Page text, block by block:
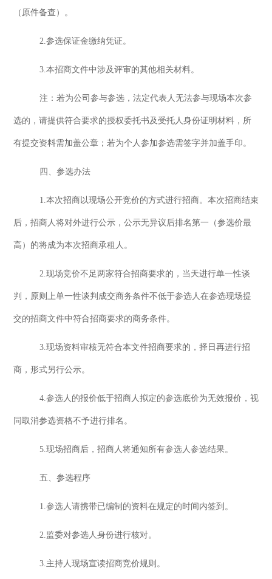
（原件备查）。
2.参选保证金缴纳凭证。
3.本招商文件中涉及评审的其他相关材料。
注 ： 若为公司参与参选，法定代表人无法参与现场本次参
选的，请提供符合要求的授权委托书及受托人身份证明材料，所
有提交资料需加盖公章 ； 若为个人参加参选需签字并加盖手印。
四、 参选办法
1.本次招商以现场公开竞价的方式进行招商。本次招商结束
后，招商人将对外进行公示，公示无异议后排名第一（参选价最
高）的将成为本次招商承租人。
2.现场竞价不足两家符合招商要求的 ， 当天进行单一性谈
判 ， 原则上单一性谈判成交商务条件不低于参选人在参选现场提
交的招商文件中符合招商要求的商务条件。
3.现场资料审核无符合本文件招商要求的，择日再进行招
商，形式另行公示。
4.参选人的报价低于招商人拟定的参选底价为无效报价，视
同取消参选资格不予进行排名。
5.现场招商后，招商人将通知所有参选人参选结果 。
五、参选程序
1.参选人请携带已编制的资料在规定的时间内签到。
2.监委对参选人身份进行核对。
3.主持人现场宣读招商竞价规则。